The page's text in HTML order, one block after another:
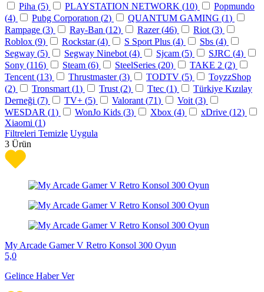
Piha (5) PLAYSTATION NETWORK (10)
Popmundo
(4) Pubg Corporatıon (2) QUANTUM GAMING (1)
Rampage (3) Ray-Ban (12) Razer (46) Riot (3)
Roblox (9) Rockstar (4) S Sport Plus (4) Sbs (4)
Segway (5) Segway Ninebot (4) Sjcam (5) SJRC (4)
Sony (116) Steam (6) SteelSeries (20) TAKE 2 (2)
Tencent (13) Thrustmaster (3) TODTV (5)
ToyzzShop
(2) Tronsmart (1) Trust (2) Ttec (1)
Türkiye Kızılay
Derneği (7) TV+ (5) Valorant (71) Voit (3)
WESDAR (1) WonJo Kids (3) Xbox (4) xDrive (12)
Xiaomi (1)
Filtreleri Temizle Uygula
3 Ürün
My Arcade Gamer V Retro Konsol 300 Oyun
5,0
Gelince Haber Ver